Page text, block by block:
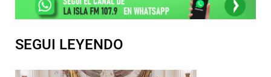
SEGUI LEYENDO